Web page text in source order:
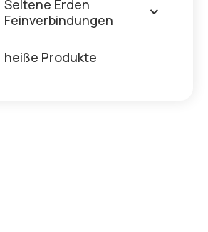
Seltene Erden
Feinverbindungen
heiße Produkte